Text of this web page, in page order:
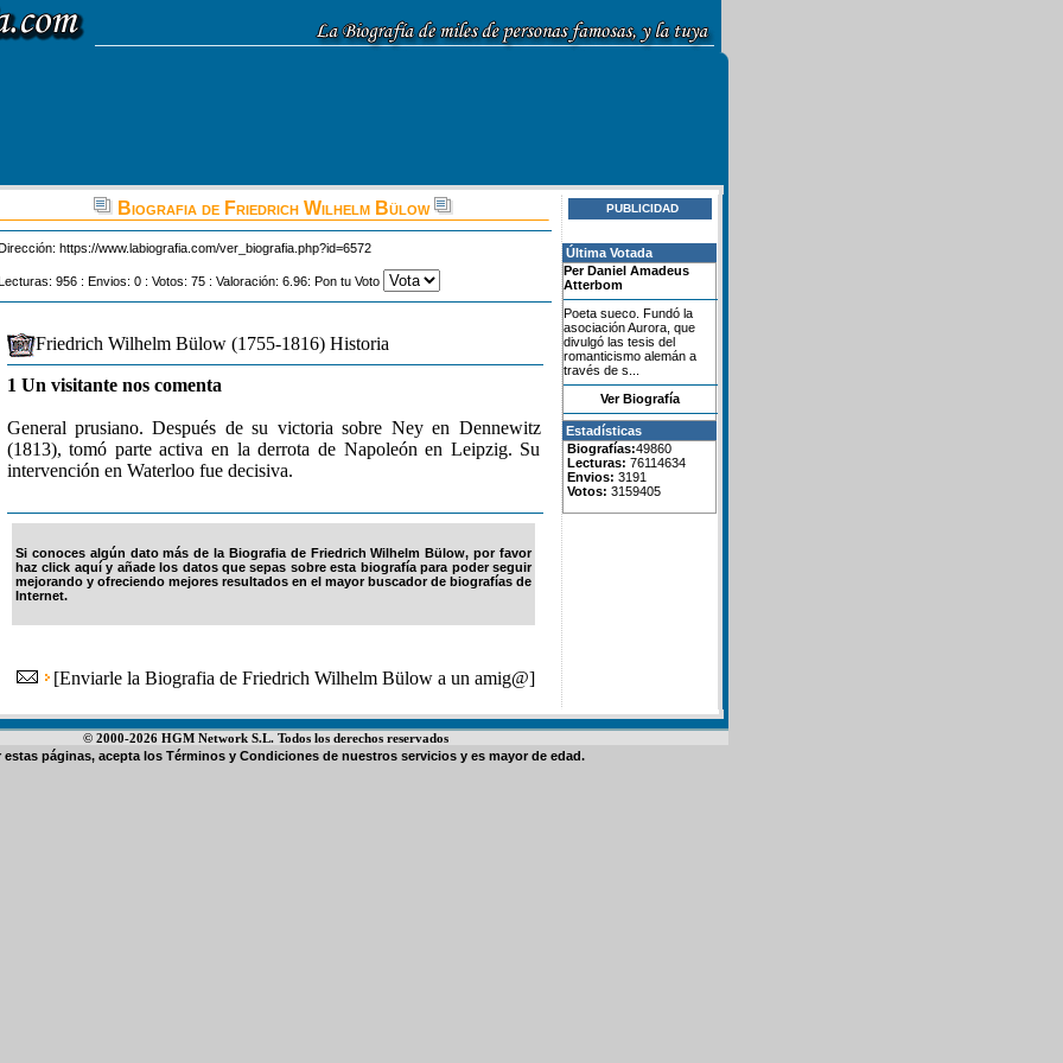
Biografia de Friedrich Wilhelm Bülow
https://www.labiografia.com/ver_biografia.php?id=6572
956 : Envios: 0 : Votos: 75 : Valoración: 6.96: Pon tu Voto
Friedrich Wilhelm Bülow (1755-1816) Historia
1 Un visitante nos comenta
General prusiano. Después de su victoria sobre Ney en Dennewitz
(1813), tomó parte activa en la derrota de Napoleón en Leipzig. Su
intervención en Waterloo fue decisiva.
Si conoces algún dato más de la Biografia de Friedrich Wilhelm Bülow, por favor
haz click aquí y añade los datos que sepas sobre esta biografía para poder seguir
mejorando y ofreciendo mejores resultados en el mayor buscador de biografías de
Internet.
[Enviarle la Biografia de Friedrich Wilhelm Bülow a un amig@]
PUBLICIDAD
Última Votada
Per Daniel Amadeus
Atterbom
Poeta sueco. Fundó la
asociación Aurora, que
divulgó las tesis del
romanticismo alemán a
través de s...
Ver Biografía
Estadísticas
Biografías:49860
Lecturas: 76114634
Envios: 3191
Votos: 3159405
© 2000-2026 HGM Network S.L. Todos los derechos reservados
estas páginas, acepta los Términos y Condiciones de nuestros servicios y es mayor de edad.